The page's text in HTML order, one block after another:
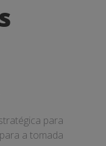
para
a tomada